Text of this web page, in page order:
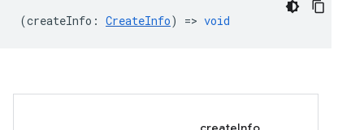
(createInfo : CreateInfo) => void